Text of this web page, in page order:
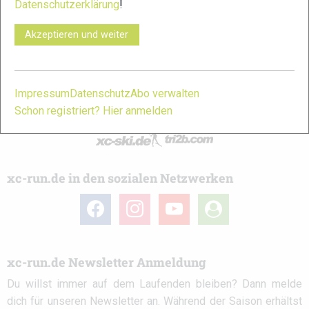
deine Lieblingssportart wissen solltest.
ObTrailrunning-Anfänger oder Profi-Sportler, wir haben
dasKontaktformularerreichen.
Partner
xc-run.de in den sozialen Netzwerken
facebook instagram youtube
user-
circle
xc-run.de Newsletter Anmeldung
Du willst immer auf dem Laufenden bleiben? Dann melde
dich für unseren Newsletter an. Während der Saison erhältst
Datenschutzerklärung!
Akzeptieren und weiter
ImpressumDatenschutzAbo verwalten
Schon registriert? Hier anmelden